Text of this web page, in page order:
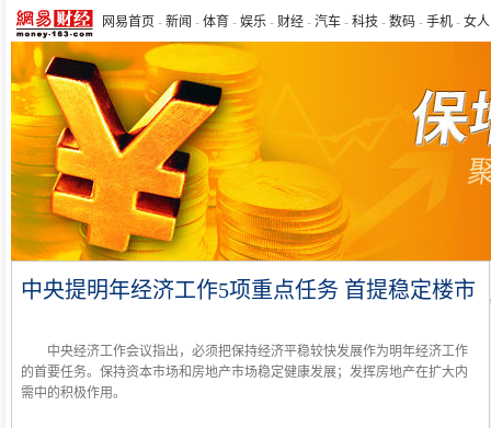
网易首页 - 新闻 - 体育 - 娱乐 - 财经 - 汽车 - 科技 - 数码 - 手机 - 女人
中央提明年经济工作5项重点任务 首提稳定楼市
中央经济工作会议指出，必须把保持经济平稳较快发展作为明年经济工作
的首要任务。保持资本市场和房地产市场稳定健康发展；发挥房地产在扩大内
需中的积极作用。